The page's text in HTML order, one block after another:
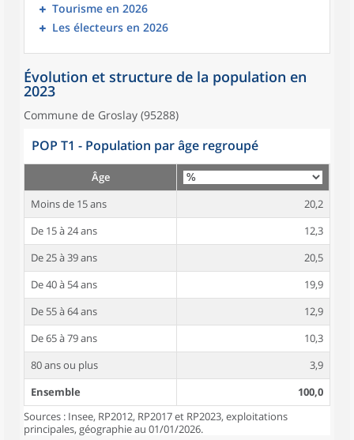
Tourisme en 2026
Les électeurs en 2026
Évolution et structure de la population en
2023
Commune de Groslay (95288)
POP T1 - Population par âge regroupé
Âge
Moins de 15 ans
20,2
De 15 à 24 ans
12,3
De 25 à 39 ans
20,5
De 40 à 54 ans
19,9
De 55 à 64 ans
12,9
De 65 à 79 ans
10,3
80 ans ou plus
3,9
Ensemble
100,0
Sources : Insee, RP2012, RP2017 et RP2023, exploitations
principales, géographie au 01/01/2026.